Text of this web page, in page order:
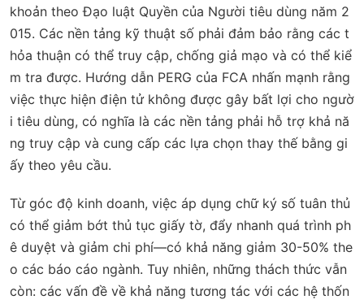
khoản theo Đạo luật Quyền của Người tiêu dùng năm 2
015. Các nền tảng kỹ thuật số phải đảm bảo rằng các t
hỏa thuận có thể truy cập, chống giả mạo và có thể kiể
m tra được. Hướng dẫn PERG của FCA nhấn mạnh rằng
việc thực hiện điện tử không được gây bất lợi cho ngườ
i tiêu dùng, có nghĩa là các nền tảng phải hỗ trợ khả nă
ng truy cập và cung cấp các lựa chọn thay thế bằng gi
ấy theo yêu cầu.
Từ góc độ kinh doanh, việc áp dụng chữ ký số tuân thủ
có thể giảm bớt thủ tục giấy tờ, đẩy nhanh quá trình ph
ê duyệt và giảm chi phí—có khả năng giảm 30-50% the
o các báo cáo ngành. Tuy nhiên, những thách thức vẫn
còn: các vấn đề về khả năng tương tác với các hệ thốn